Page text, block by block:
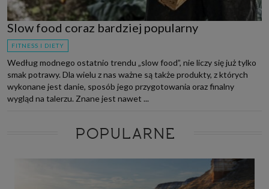
Slow food coraz bardziej popularny
FITNESS I DIETY
Według modnego ostatnio trendu „slow food”, nie liczy się już tylko
smak potrawy. Dla wielu z nas ważne są także produkty, z których
wykonane jest danie, sposób jego przygotowania oraz finalny
wygląd na talerzu. Znane jest nawet ...
POPULARNE